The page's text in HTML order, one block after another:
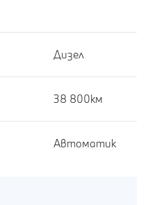
Дизел
38 800км
Автоматик